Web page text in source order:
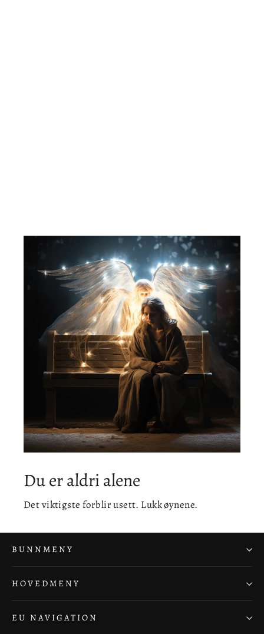
Du er aldri alene
Det viktigste forblir usett. Lukk øynene.
BUNNMENY
HOVEDMENY
EU NAVIGATION